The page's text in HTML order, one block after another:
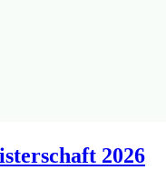
2026